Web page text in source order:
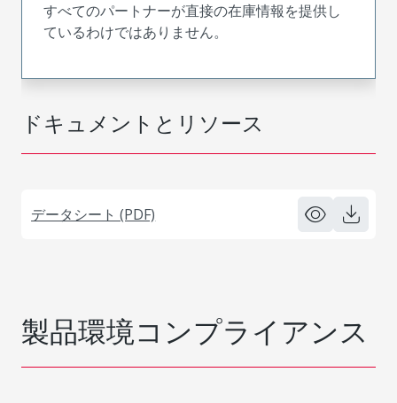
ドキュメントとリソース
データシート (PDF)
すべてのパートナーが直接の在庫情報を提供し
ているわけではありません。
製品環境コンプライアンス